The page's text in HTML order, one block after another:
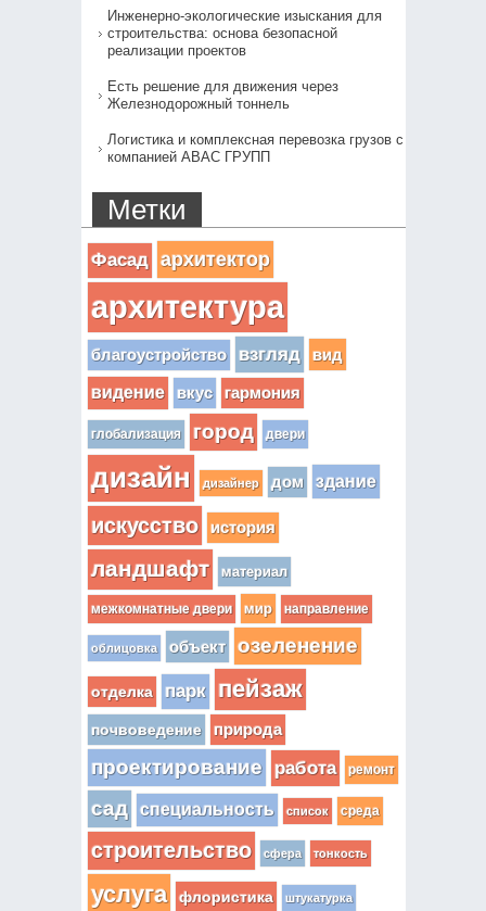
Инженерно-экологические изыскания для
строительства: основа безопасной
реализации проектов
Есть решение для движения через
Железнодорожный тоннель
Логистика и комплексная перевозка грузов с
компанией АВАС ГРУПП
Метки
Фасад архитектор
архитектура
благоустройство взгляд вид
видение вкус гармония
глобализация город двери
дизайн дизайнер дом здание
искусство история
ландшафт материал
межкомнатные двери мир направление
облицовка объект озеленение
отделка парк пейзаж
почвоведение природа
проектирование работа ремонт
сад специальность список среда
строительство сфера тонкость
услуга флористика штукатурка